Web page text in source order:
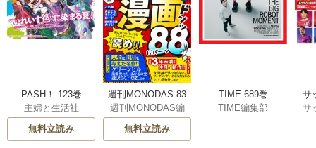
PASH！ 123巻
主婦と生活社
無料立読み
週刊MONODAS 83
巻
週刊MONODAS編
集部
無料立読み
TIME 689巻
TIME編集部
サ
サ